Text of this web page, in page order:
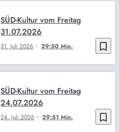
bookmark_border
31. Juli 2026 29:50 Min.
SÜD-Kultur vom Freitag
31.07.2026
bookmark_border
24. Juli 2026 29:51 Min.
SÜD-Kultur vom Freitag
24.07.2026